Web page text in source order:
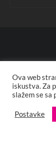
Copyright ©
Ova web
iskustva. Za
slažem se
Postavke